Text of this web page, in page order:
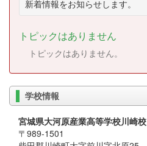
新着情報をお知らせします。
トピックはありません
トピックはありません。
学校情報
宮城県大河原産業高等学校川崎校
〒989-1501